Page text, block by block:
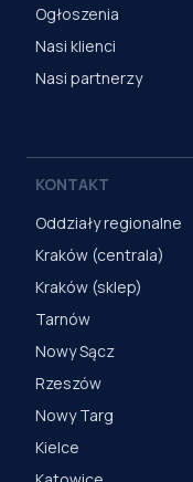
Ogłoszenia
Nasi klienci
Nasi partnerzy
KONTAKT
Oddziały regionalne
Kraków (centrala)
Kraków (sklep)
Tarnów
Nowy Sącz
Rzeszów
Nowy Targ
Kielce